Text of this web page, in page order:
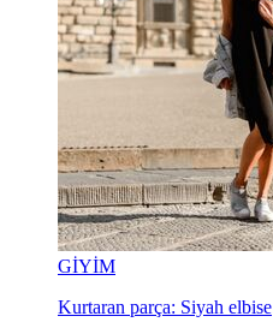
GİYİM
Kurtaran parça: Siyah elbise